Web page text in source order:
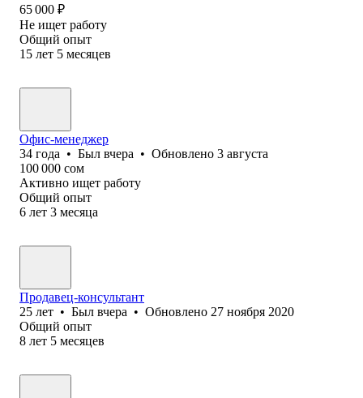
65 000 ₽
Не ищет работу
Общий опыт
15 лет 5 месяцев
Офис-менеджер
34 года • Был вчера • Обновлено 3 августа
100 000 сом
Активно ищет работу
Общий опыт
6 лет 3 месяца
Продавец-консультант
25 лет • Был вчера • Обновлено 27 ноября 2020
Общий опыт
8 лет 5 месяцев